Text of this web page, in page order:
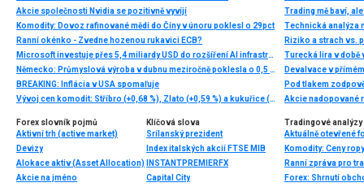
Akcie společnosti Nvidia se pozitivně vyvíjí
Komodity: Dovoz rafinované mědi do Číny v únoru poklesl o 29pct
Ranní okénko - Zvedne hozenou rukavici ECB?
Microsoft investuje přes 5,4 miliardy USD do rozšíření AI infrastruktury v Kanadě
Německo: Průmyslová výroba v dubnu meziročně poklesla o 0,5 % při očekávání poklesu o 1,1 %
BREAKING: Inflácia v USA spomaľuje
Vývoj cen komodit: Stříbro (+0,68 %), Zlato (+0,59 %) a kukuřice (+0,52 %)
Trading mě baví,
Riziko a strach vs.
Turecká lira v době
Devalvace v
Pod tlakem
Akcie nadopované
Forex slovník pojmů
Aktivní trh (active market)
Devizy
Alokace aktiv (Asset Allocation)
Akcie na jméno
Klíčová slova
Srílanský prezident
Index italských akcií FTSE MIB
INSTANTPREMIERFX
Capital City
Tradingové analýzy
Aktuálně otevřené
Ranní zpráva pro
Forex: Shrnutí